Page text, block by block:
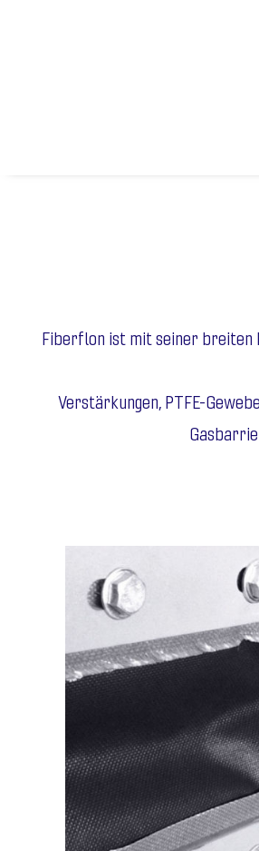
Fiberflon ist mit seiner breiten
Verstärkungen, PTFE-